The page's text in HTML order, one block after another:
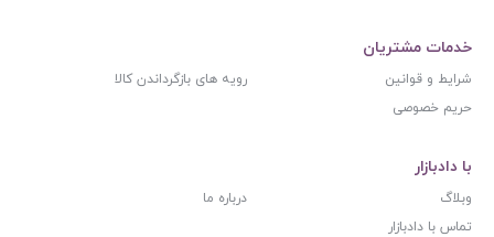
خدمات مشتریان
شرایط و قوانین
رویه های بازگرداندن کالا
حریم خصوصی
با دادبازار
وبلاگ
درباره ما
تماس با دادبازار